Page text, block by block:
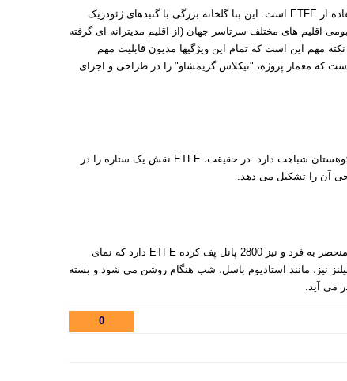
از ETFE است. این بنا گلخانه بزرگی با گنبدهای ژئودزیک
اقلیم های مختلف سرتاسر جهان (از اقلیم مدیترانه ای گرفته
مهم این است که تمام این ویژگیها مدیون قابلیت مهم
که معمار پروژه، "نیکلاس گریمشاو" را در طراحی و اجرای
شباهت دارد. در حقیقت، ETFE نقش یک ستاره را در
آن را تشکیل می دهد.
2800 پانل پف کرده ETFE دارد که نمای
نیز، مانند استادیوم باسل، شب هنگام روشن می شود و بسته
می آید.
0